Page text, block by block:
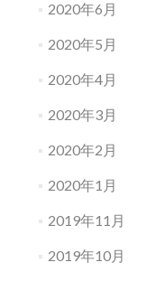
2020年6月
2020年5月
2020年4月
2020年3月
2020年2月
2020年1月
2019年11月
2019年10月